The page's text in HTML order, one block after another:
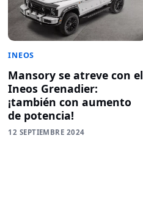
INEOS
Mansory se atreve con el
Ineos Grenadier:
¡también con aumento
de potencia!
12 SEPTIEMBRE 2024